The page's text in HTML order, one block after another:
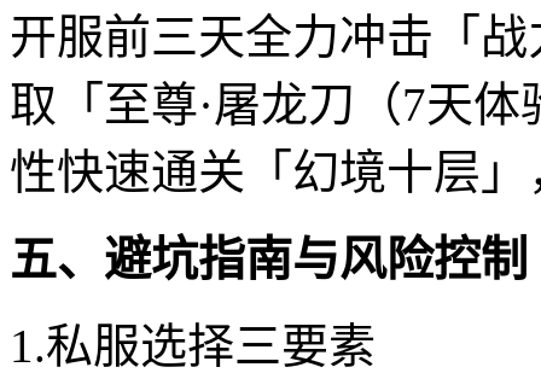
开服前三天全力冲击「
取「至尊·屠龙刀（7天
性快速通关「幻境十层
五、避坑指南与风险控制
1.私服选择三要素